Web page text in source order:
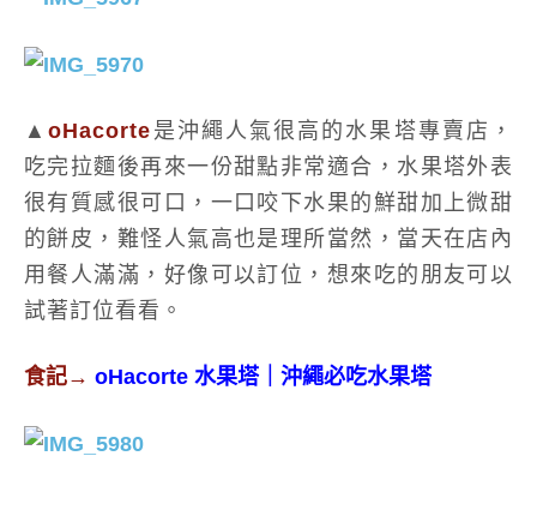
▲oHacorte 是沖繩人氣很高的水果塔專賣店，
吃完拉麵後再來一份甜點非常適合，水果塔外表
很有質感很可口，一口咬下水果的鮮甜加上微甜
的餅皮，難怪人氣高也是理所當然，當天在店內
用餐人滿滿，好像可以訂位，想來吃的朋友可以
試著訂位看看。
食記→ oHacorte 水果塔｜沖繩必吃水果塔